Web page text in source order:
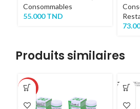
Consommables
55.000TND
Produits similaires
-63%